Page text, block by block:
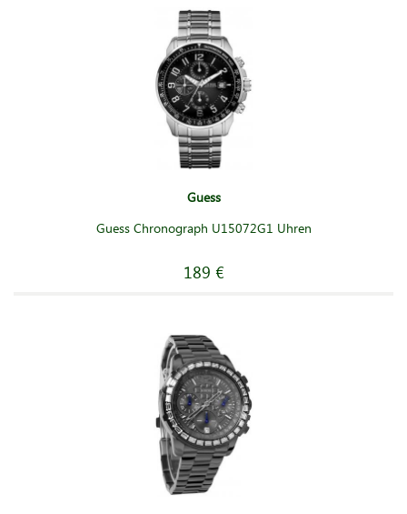
Guess
Guess Chronograph U15072G1 Uhren
189 €